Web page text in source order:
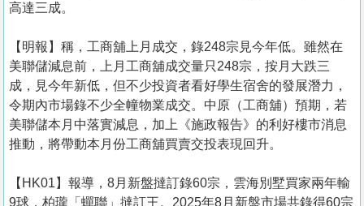
高達三成。
【明報】稱，工商舖上月成交，錄248宗見今年低。雖然在
美聯儲減息前，上月工商舖成交量只248宗，按月大跌三
成，見今年新低，但不少投資者看好學生宿舍的發展潛力，
令期內市場錄不少全幢物業成交。中原（工商舖）預期，若
美聯儲本月中落實減息，加上《施政報告》的利好樓市消息
推動，將帶動本月份工商舖買賣交投表現回升。
【HK01】報導，8月新盤撻訂錄60宗，雲海別墅買家兩年輸
9球，柏瓏「蟬聯」撻訂王。2025年8月新盤市場共錄得60宗